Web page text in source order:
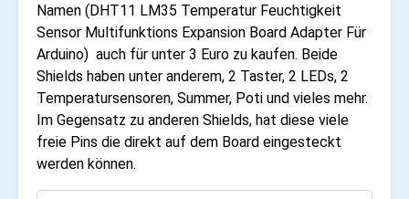
Namen (DHT11 LM35 Temperatur Feuchtigkeit
Sensor Multifunktions Expansion Board Adapter Für
Arduino) auch für unter 3 Euro zu kaufen. Beide
Shields haben unter anderem, 2 Taster, 2 LEDs, 2
Temperatursensoren, Summer, Poti und vieles mehr.
Im Gegensatz zu anderen Shields, hat diese viele
freie Pins die direkt auf dem Board eingesteckt
werden können.